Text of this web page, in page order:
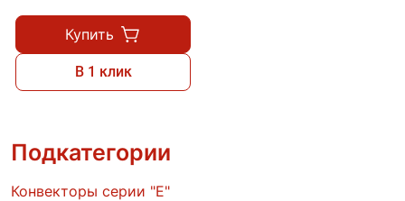
Купить
В 1 клик
Подкатегории
Конвекторы серии "Е"